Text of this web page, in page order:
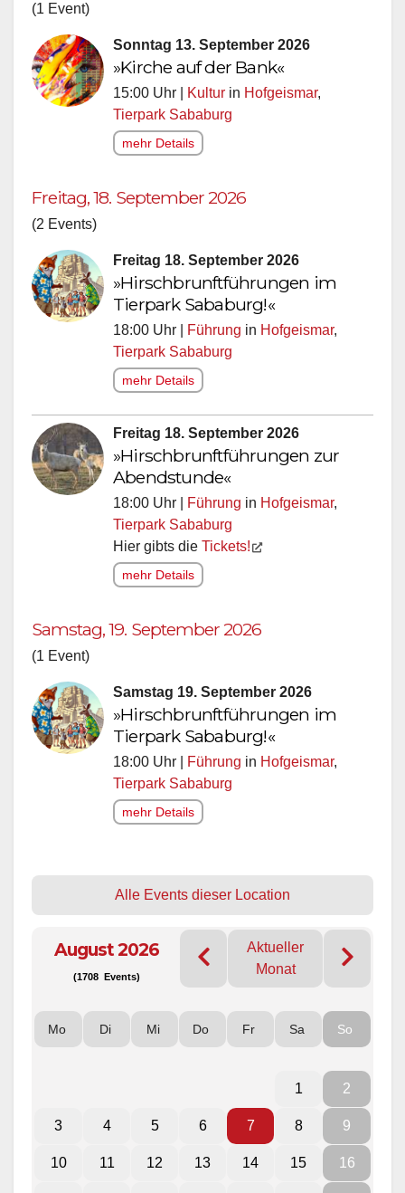
(1 Event)
Sonntag 13. September 2026
»Kirche auf der Bank«
15:00 Uhr | Kultur in Hofgeismar,
Tierpark Sababurg
mehr Details
Freitag, 18. September 2026
(2 Events)
Freitag 18. September 2026
»Hirschbrunftführungen im
Tierpark Sababurg!«
18:00 Uhr | Führung in Hofgeismar,
Tierpark Sababurg
mehr Details
Freitag 18. September 2026
»Hirschbrunftführungen zur
Abendstunde«
18:00 Uhr | Führung in Hofgeismar,
Tierpark Sababurg
Hier gibts die Tickets!
mehr Details
Samstag, 19. September 2026
(1 Event)
Samstag 19. September 2026
»Hirschbrunftführungen im
Tierpark Sababurg!«
18:00 Uhr | Führung in Hofgeismar,
Tierpark Sababurg
mehr Details
Alle Events dieser Location
August 2026
(1708 Events)
Aktueller
Monat
Mo Di Mi Do Fr Sa So
1 2
3 4 5 6 7 8 9
10 11 12 13 14 15 16